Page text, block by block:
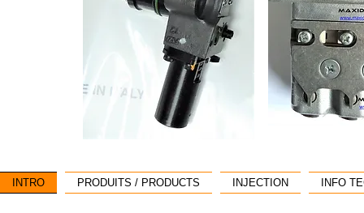
INTRO PRODUITS / PRODUCTS INJECTION INFO